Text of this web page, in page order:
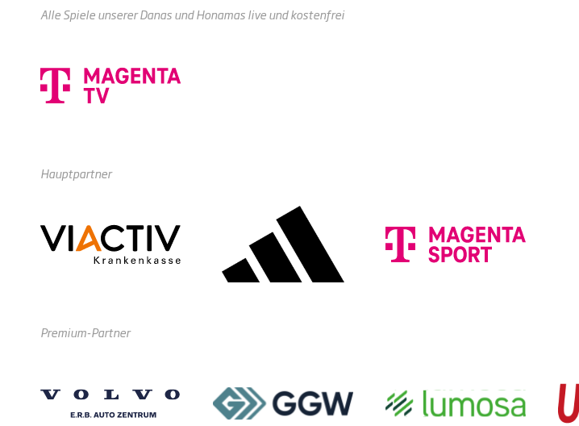
Alle Spiele unserer Danas und Honamas live und kostenfrei
Hauptpartner
Premium-Partner